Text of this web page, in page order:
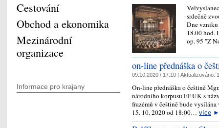
srdečně
Dne vzniku
18.00 hod.
op. 95 "Z
on-line přednáška o
09.10.2020 / 17:10 | Aktualizováno:
On-line přednáška o češtině
národního korpusu FF UK s
frazémů v češtině bude
15. 10. 2020 od 18:00… více ►
Cestování
Obchod a ekonomika
Mezinárodní
organizace
Informace pro krajany